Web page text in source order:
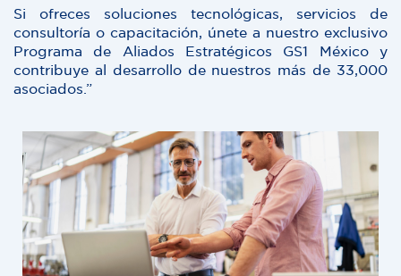
Si ofreces soluciones tecnológicas, servicios de
consultoría o capacitación, únete a nuestro exclusivo
Programa de Aliados Estratégicos GS1 México y
contribuye al desarrollo de nuestros más de 33,000
asociados.”